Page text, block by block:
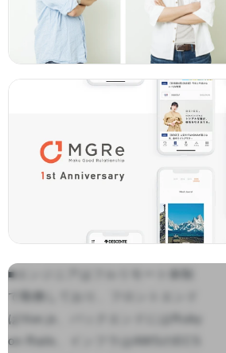
■エンジニアはフルリモート体制
で勤務しており、フロントエンド
はVue.js、バックエンドにはRuby
on Rails、インフラはAWSのECS